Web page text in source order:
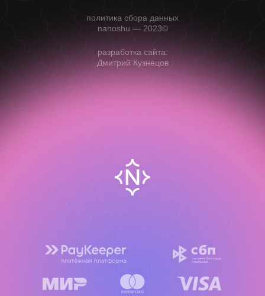
разработка сайта:
Дмитрий Кузнецов
политика сбора данных
nanoshu — 2023©